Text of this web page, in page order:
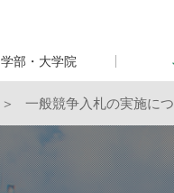
学部・大学院
一般競争入札の実施に